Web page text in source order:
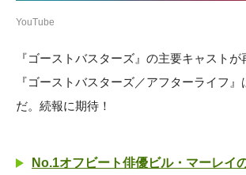
YouTube
『ゴーストバスターズ』の主要キャスト
『ゴーストバスターズ／アフターライフ
だ。続報に期待！
No.1オフビート俳優ビル・マーレイ